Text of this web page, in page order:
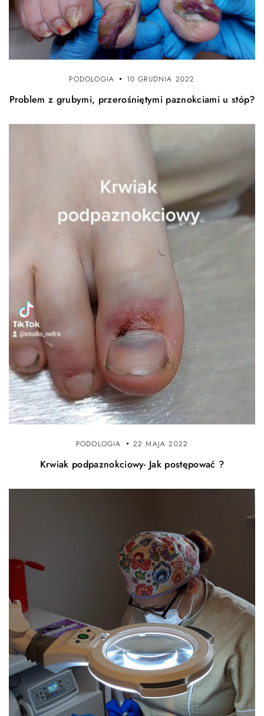
PODOLOGIA 10 GRUDNIA 2022
Problem z grubymi, przerośniętymi paznokciami u stóp?
PODOLOGIA 22 MAJA 2022
Krwiak podpaznokciowy- Jak postępować ?